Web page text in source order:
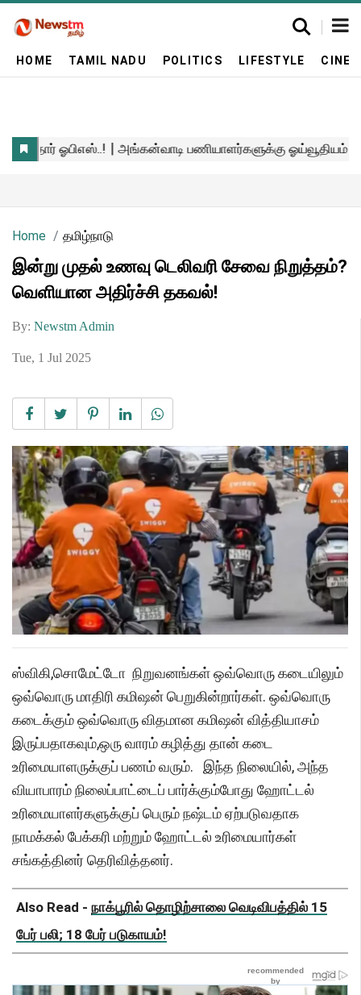
HOME TAMIL NADU POLITICS LIFESTYLE
Home தமிழ்நாடு
இன்று முதல் உணவு டெலிவரி சேவை நிறுத்தம்?
வெளியான அதிர்ச்சி தகவல்!
By: Newstm Admin
Tue, 1 Jul 2025
ஸ்விகி,சொமேட்டோ நிறுவனங்கள் ஒவ்வொரு கடையிலும்
ஒவ்வொரு மாதிரி கமிஷன் பெறுகின்றார்கள். ஒவ்வொரு
கடைக்கும் ஒவ்வொரு விதமான கமிஷன் வித்தியாசம்
இருப்பதாகவும்,ஒரு வாரம் கழித்து தான் கடை
உரிமையாளருக்குப் பணம் வரும். இந்த நிலையில், அந்த
வியாபாரம் நிலைப்பாட்டைப் பார்க்கும்போது ஹோட்டல்
உரிமையாளர்களுக்குப் பெரும் நஷ்டம் ஏற்படுவதாக
நாமக்கல் பேக்கரி மற்றும் ஹோட்டல் உரிமையார்கள்
சங்கத்தினர் தெரிவித்தனர்.
Also Read - நாக்பூரில் தொழிற்சாலை வெடிவிபத்தில் 15
பேர் பலி; 18 பேர் படுகாயம்!